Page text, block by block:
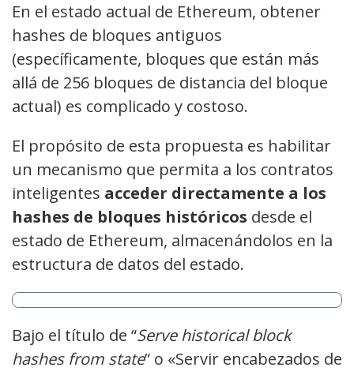
En el estado actual de Ethereum, obtener
hashes de bloques antiguos
(específicamente, bloques que están más
allá de 256 bloques de distancia del bloque
actual) es complicado y costoso.
El propósito de esta propuesta es habilitar
un mecanismo que permita a los contratos
inteligentes acceder directamente a los
hashes de bloques históricos desde el
estado de Ethereum, almacenándolos en la
estructura de datos del estado.
Bajo el título de “Serve historical block
hashes from state” o «Servir encabezados de